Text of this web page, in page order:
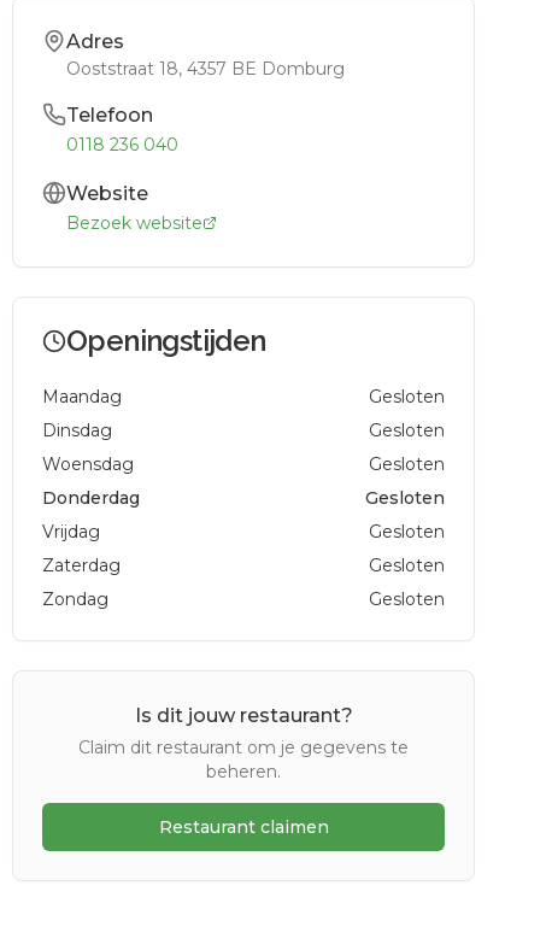
Adres
Ooststraat 18, 4357 BE Domburg
Telefoon
0118 236 040
Website
Bezoek website
Openingstijden
Maandag
Gesloten
Dinsdag
Gesloten
Woensdag
Gesloten
Donderdag
Gesloten
Vrijdag
Gesloten
Zaterdag
Gesloten
Zondag
Gesloten
Is dit jouw restaurant?
Claim dit restaurant om je gegevens te
beheren.
Restaurant claimen